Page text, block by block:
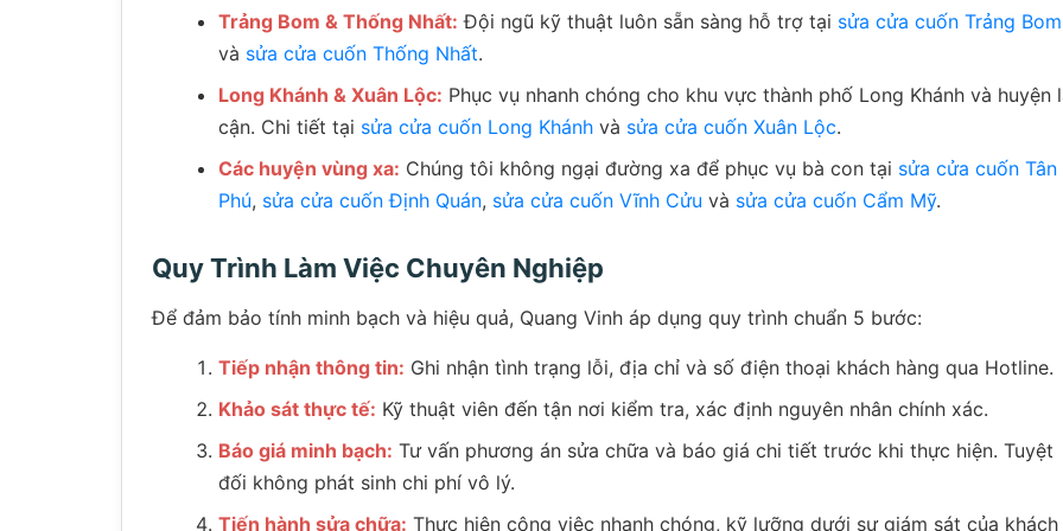
Trảng Bom & Thống Nhất: Đội ngũ kỹ thuật luôn sẵn sàng hỗ trợ tại sửa cửa cuốn Trảng Bom
và sửa cửa cuốn Thống Nhất.
Long Khánh & Xuân Lộc: Phục vụ nhanh chóng cho khu vực thành phố Long Khánh và huyện
cận. Chi tiết tại sửa cửa cuốn Long Khánhvà sửa cửa cuốn Xuân Lộc.
Các huyện vùng xa: Chúng tôi không ngại đường xa để phục vụ bà con tại sửa cửa cuốn Tân
Phú, sửa cửa cuốn Định Quán, sửa cửa cuốn Vĩnh Cửu và sửa cửa cuốn Cẩm Mỹ.
Quy Trình Làm Việc Chuyên Nghiệp
Để đảm bảo tính minh bạch và hiệu quả, Quang Vinh áp dụng quy trình chuẩn 5 bước:
Tiếp nhận thông tin: Ghi nhận tình trạng lỗi, địa chỉ và số điện thoại khách hàng qua Hotline.
Khảo sát thực tế: Kỹ thuật viên đến tận nơi kiểm tra, xác định nguyên nhân chính xác.
Báo giá minh bạch: Tư vấn phương án sửa chữa và báo giá chi tiết trước khi thực hiện. Tuyệt
đối không phát sinh chi phí vô lý.
Tiến hành sửa chữa: Thực hiện công việc nhanh chóng, kỹ lưỡng dưới sự giám sát của khách